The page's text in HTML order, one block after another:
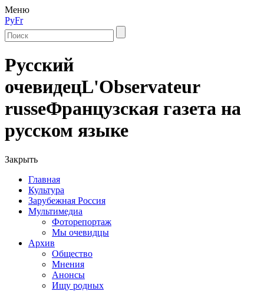
Меню
РуFr
Русский
очевидецL'Observateur
russeФранцузская газета на
русском языке
Закрыть
Главная
Культура
Зарубежная Россия
Мультимедиа
Фоторепортаж
Мы очевидцы
Архив
Общество
Мнения
Анонсы
Ищу родных